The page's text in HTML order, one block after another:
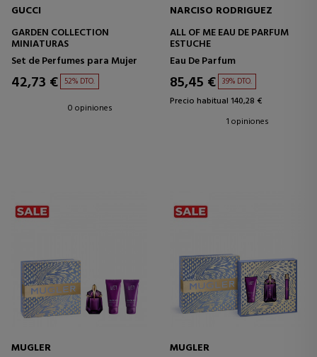
GUCCI
GARDEN COLLECTION
MINIATURAS
Set de Perfumes para Mujer
42,73 € 52% DTO.
0 opiniones
NARCISO RODRIGUEZ
ALL OF ME EAU DE PARFUM
ESTUCHE
Eau De Parfum
85,45 € 39% DTO.
Precio habitual 140,28 €
1 opiniones
MUGLER
MUGLER